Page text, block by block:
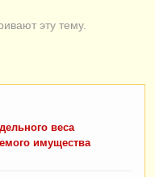
эту тему.
веса
имущества